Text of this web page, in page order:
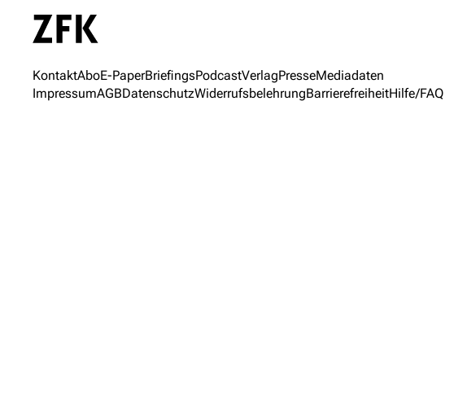
KontaktAboE-PaperBriefingsPodcastVerlagPresseMediadaten
ImpressumAGBDatenschutzWiderrufsbelehrungBarrierefreiheitHilfe/FAQ